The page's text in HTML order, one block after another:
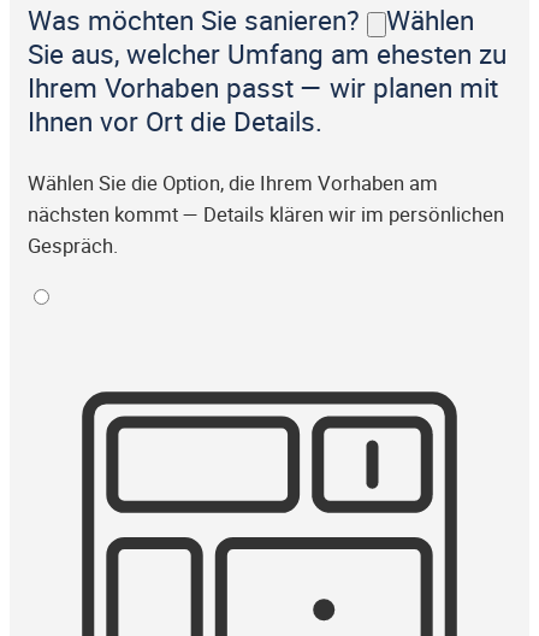
Was möchten Sie sanieren?
Wählen
Sie aus, welcher Umfang am ehesten zu
Ihrem Vorhaben passt — wir planen mit
Ihnen vor Ort die Details.
Wählen Sie die Option, die Ihrem Vorhaben am
nächsten kommt — Details klären wir im persönlichen
Gespräch.